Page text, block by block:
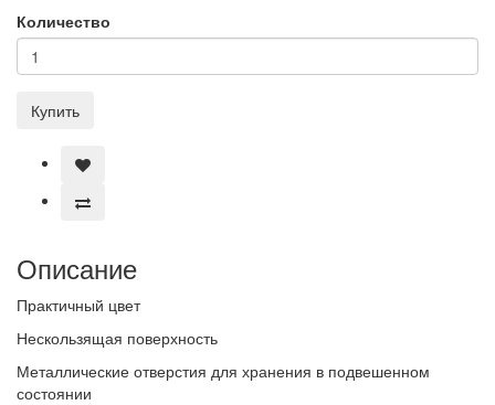
Количество
Купить
Описание
Практичный цвет
Нескользящая поверхность
Металлические отверстия для хранения в подвешенном
состоянии